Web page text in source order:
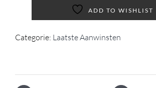
ADD TO WISHLIST
Categorie: Laatste Aanwinsten